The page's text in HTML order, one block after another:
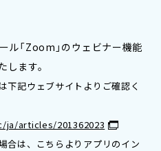
ル「Zoom」のウェビナー機能
ます。
下記ウェブサイトよりご確認く
articles/201362023
合は、こちらよりアプリのイン